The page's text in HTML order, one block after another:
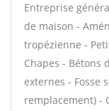
Entreprise
de maison -
tropézienne -
Chapes - Bétons
externes - Fosse
remplacement) -